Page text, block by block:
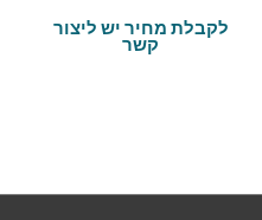
לקבלת מחיר יש ליצור
קשר